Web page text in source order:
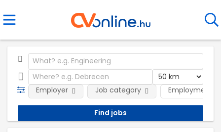
Employment
Employer Job category